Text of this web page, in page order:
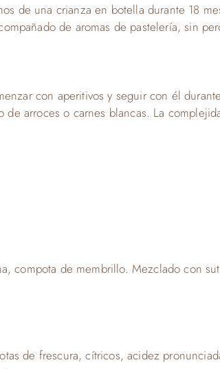
de una crianza en botella durante 18
de aromas de pastelería, sin
con aperitivos y seguir con él
arroces o carnes blancas. La
compota de membrillo. Mezclado con
de frescura, cítricos, acidez